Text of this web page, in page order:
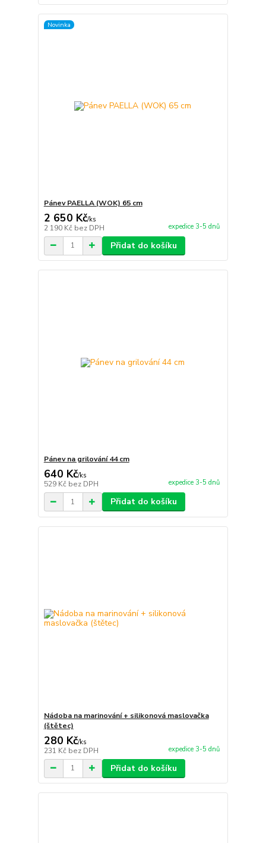
Novinka
Pánev PAELLA (WOK) 65 cm
2 650 Kč/ks
2 190 Kč bez DPH expedice 3-5 dnů
Přidat do košíku
Pánev na grilování 44 cm
640 Kč/ks
529 Kč bez DPH expedice 3-5 dnů
Přidat do košíku
Nádoba na marinování + silikonová maslovačka
(štětec)
280 Kč/ks
231 Kč bez DPH expedice 3-5 dnů
Přidat do košíku